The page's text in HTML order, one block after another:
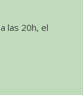
las 20h, el